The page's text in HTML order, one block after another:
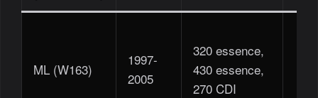
ML (W163)
1997-
2005
320 essence,
430 essence,
270 CDI